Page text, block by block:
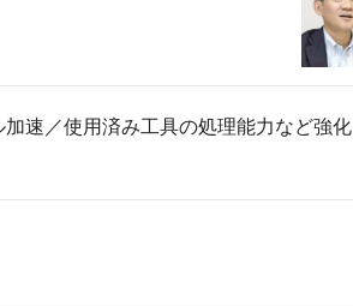
速／使用済み工具の処理能力など強化